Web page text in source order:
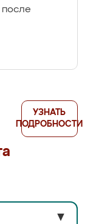
УЗНАТЬ
ПОДРОБНОСТИ
▼